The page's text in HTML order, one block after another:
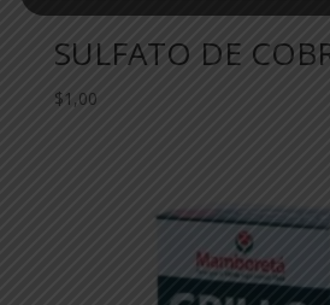
SULFATO DE
$1,00